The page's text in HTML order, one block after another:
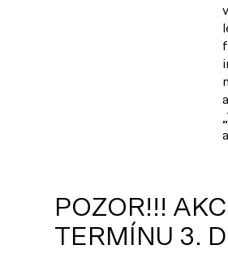
POZOR!!!
TERMÍNU 3.